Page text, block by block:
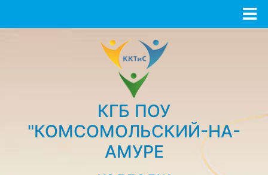
КГБ ПОУ
"КОМСОМОЛЬСКИЙ-НА-
АМУРЕ